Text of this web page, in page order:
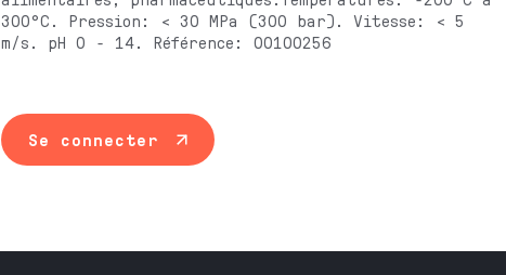
300°C. Pression: < 30 MPa (300 bar). Vitesse: < 5
m/s. pH 0 - 14. Référence: 00100256
Se connecter